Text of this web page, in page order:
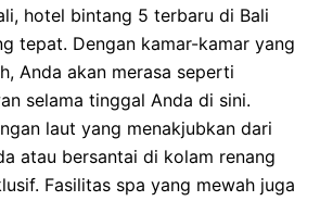
hotel bintang 5 terbaru di Bali
tepat. Dengan kamar-kamar yang
Anda akan merasa seperti
selama tinggal Anda di sini.
laut yang menakjubkan dari
atau bersantai di kolam renang
Fasilitas spa yang mewah juga